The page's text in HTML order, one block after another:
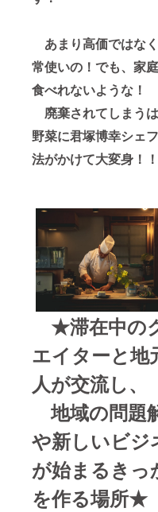
あまり高価ではな
常使いの！でも、家
食べれないような！
廃棄されてしまう
野菜に君塚博幸シェ
法がかけて大変身！！
★滞在中の
エイターと地
人が交流し、
地域の問題
や新しいビジ
が始まるきっ
を作る場所★